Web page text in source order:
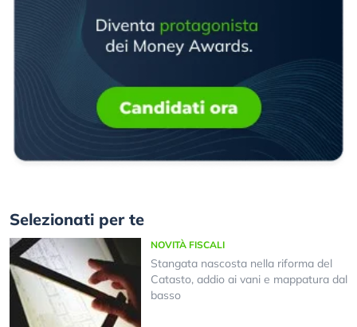
Selezionati per te
NOVITÀ FISCALI
Stangata nascosta nella riforma del
Catasto, addio ai vani e mappatura dal
basso